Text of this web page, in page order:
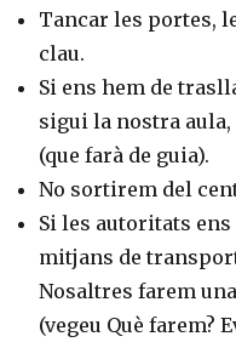
Tancar les portes,
clau.
Si ens hem de
sigui la nostra
(que farà de guia).
No sortirem del
Si les autoritats
mitjans de
Nosaltres farem
(vegeu Què farem?